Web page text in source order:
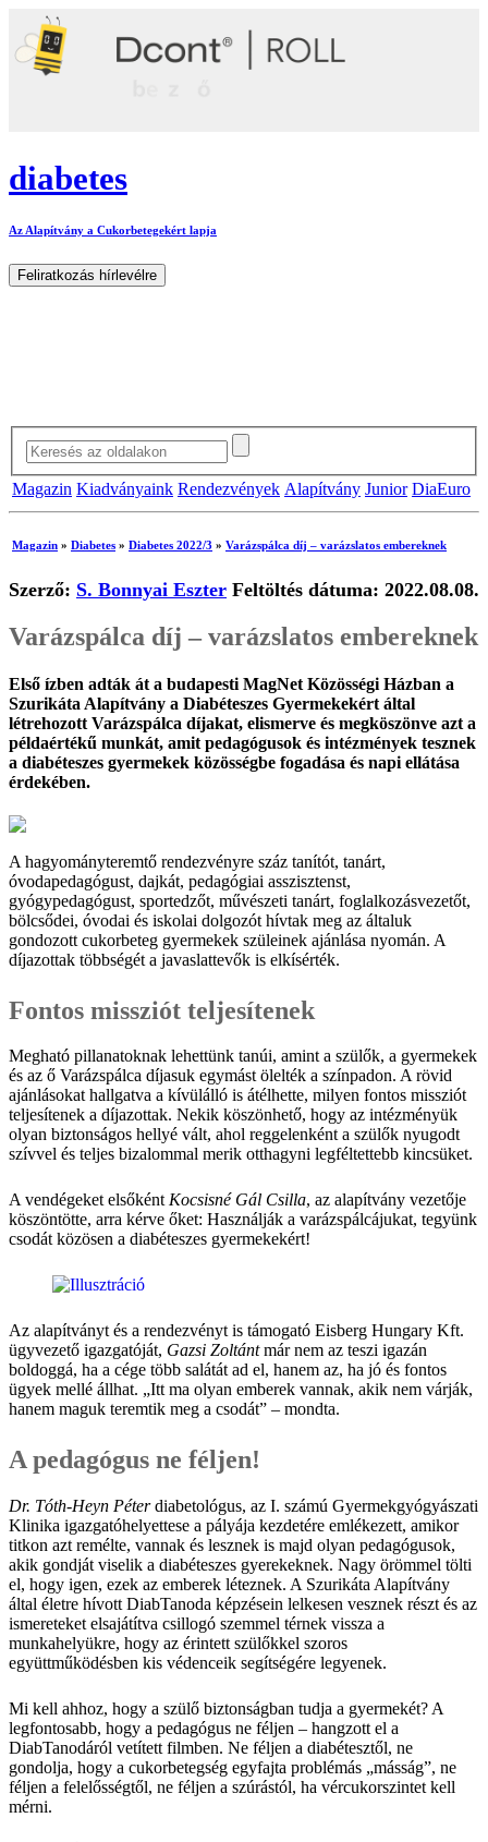
diabetes
Az Alapítvány a Cukorbetegekért lapja
Magazin Kiadványaink Rendezvények Alapítvány Junior DiaEuro
Magazin » Diabetes » Diabetes 2022/3 » Varázspálca díj – varázslatos embereknek
Szerző: S. Bonnyai Eszter Feltöltés dátuma: 2022.08.08.
Varázspálca díj – varázslatos embereknek
Első ízben adták át a budapesti MagNet Közösségi Házban a
Szurikáta Alapítvány a Diabéteszes Gyermekekért által
létrehozott Varázspálca díjakat, elismerve és megköszönve azt a
példaértékű munkát, amit pedagógusok és intézmények tesznek
a diabéteszes gyermekek közösségbe fogadása és napi ellátása
érdekében.
A hagyományteremtő rendezvényre száz tanítót, tanárt,
óvodapedagógust, dajkát, pedagógiai asszisztenst,
gyógypedagógust, sportedzőt, művészeti tanárt, foglalkozásvezetőt,
bölcsődei, óvodai és iskolai dolgozót hívtak meg az általuk
gondozott cukorbeteg gyermekek szüleinek ajánlása nyomán. A
díjazottak többségét a javaslattevők is elkísérték.
Fontos missziót teljesítenek
Megható pillanatoknak lehettünk tanúi, amint a szülők, a gyermekek
és az ő Varázspálca díjasuk egymást ölelték a színpadon. A rövid
ajánlásokat hallgatva a kívülálló is átélhette, milyen fontos missziót
teljesítenek a díjazottak. Nekik köszönhető, hogy az intézményük
olyan biztonságos hellyé vált, ahol reggelenként a szülők nyugodt
szívvel és teljes bizalommal merik otthagyni legféltettebb kincsüket.
A vendégeket elsőkéntKocsisné Gál Csilla, az alapítvány vezetője
köszöntötte, arra kérve őket: Használják a varázspálcájukat, tegyünk
csodát közösen a diabéteszes gyermekekért!
Az alapítványt és a rendezvényt is támogató Eisberg Hungary Kft.
ügyvezető igazgatóját, Gazsi Zoltántmár nem az teszi igazán
boldoggá, ha a cége több salátát ad el, hanem az, ha jó és fontos
ügyek mellé állhat. „Itt ma olyan emberek vannak, akik nem várják,
hanem maguk teremtik meg a csodát” – mondta.
A pedagógus ne féljen!
Dr. Tóth-Heyn Péterdiabetológus, az I. számú Gyermekgyógyászati
Klinika igazgatóhelyettese a pályája kezdetére emlékezett, amikor
titkon azt remélte, vannak és lesznek is majd olyan pedagógusok,
akik gondját viselik a diabéteszes gyerekeknek. Nagy örömmel tölti
el, hogy igen, ezek az emberek léteznek. A Szurikáta Alapítvány
által életre hívott DiabTanoda képzésein lelkesen vesznek részt és az
ismereteket elsajátítva csillogó szemmel térnek vissza a
munkahelyükre, hogy az érintett szülőkkel szoros
együttműködésben kis védenceik segítségére legyenek.
Mi kell ahhoz, hogy a szülő biztonságban tudja a gyermekét? A
legfontosabb, hogy a pedagógus ne féljen – hangzott el a
DiabTanodáról vetített filmben. Ne féljen a diabétesztől, ne
gondolja, hogy a cukorbetegség egyfajta problémás „másság”, ne
féljen a felelősségtől, ne féljen a szúrástól, ha vércukorszintet kell
mérni.